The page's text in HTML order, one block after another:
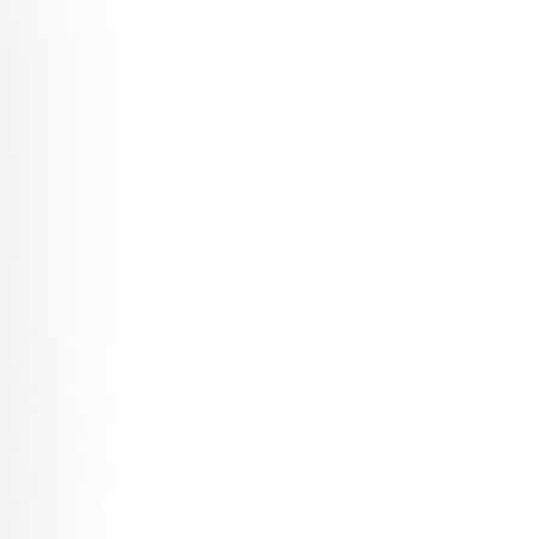
Gehirn vs. künstliche Intelligenz
the Company